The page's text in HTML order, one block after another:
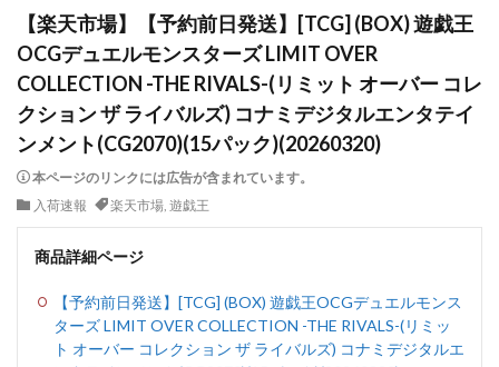
【楽天市場】【予約前日発送】[TCG] (BOX) 遊戯王
OCGデュエルモンスターズ LIMIT OVER
COLLECTION -THE RIVALS-(リミット オーバー コレ
クション ザ ライバルズ) コナミデジタルエンタテイ
ンメント(CG2070)(15パック)(20260320)
本ページのリンクには広告が含まれています。
入荷速報
楽天市場, 遊戯王
商品詳細ページ
【予約前日発送】[TCG] (BOX) 遊戯王OCGデュエルモンス
ターズ LIMIT OVER COLLECTION -THE RIVALS-(リミッ
ト オーバー コレクション ザ ライバルズ) コナミデジタルエ